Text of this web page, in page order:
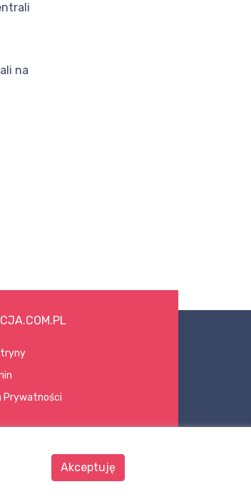
na
Prywatności
zastrzeżone © 1998–2026
Akceptuję